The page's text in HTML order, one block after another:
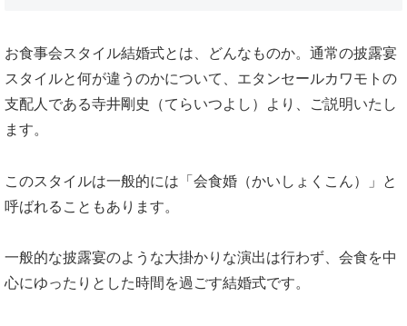
お食事会スタイル結婚式とは、どんなものか。通常の披露宴
スタイルと何が違うのかについて、エタンセールカワモトの
支配人である寺井剛史（てらいつよし）より、ご説明いたし
ます。
このスタイルは一般的には「会食婚（かいしょくこん）」と
呼ばれることもあります。
一般的な披露宴のような大掛かりな演出は行わず、会食を中
心にゆったりとした時間を過ごす結婚式です。